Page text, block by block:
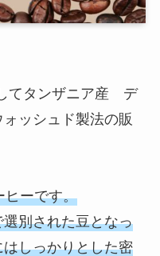
てタンザニア産 デ
ッシュド製法の販
ヒーです。
別された豆となっ
しっかりとした密